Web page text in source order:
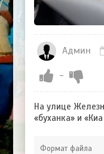
Админ
-
На улице
«буханка» и
Формат файла